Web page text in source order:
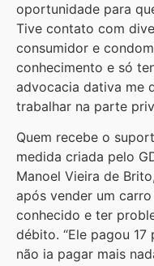
oportunidade para
Tive contato com
consumidor e
conhecimento e só
advocacia dativa me
trabalhar na parte
Quem recebe o
medida criada pelo
Manoel Vieira de
após vender um
conhecido e ter
débito. “Ele pagou
não ia pagar mais